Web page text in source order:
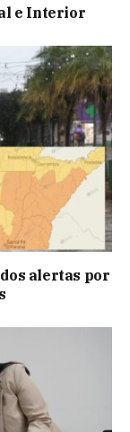
e Interior
alertas por